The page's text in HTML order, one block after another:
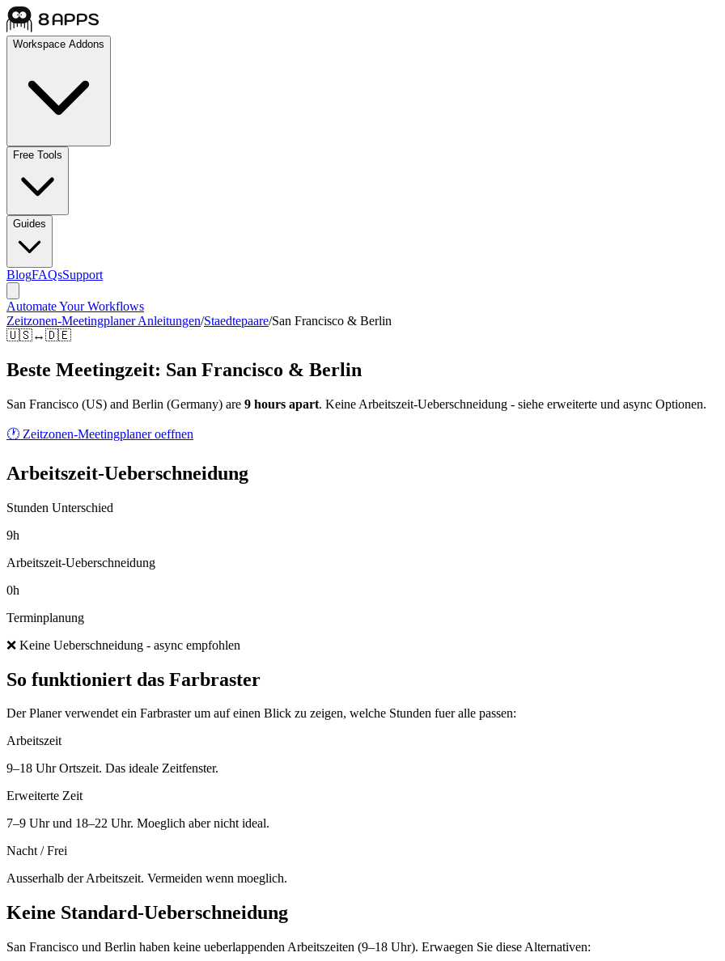
Workspace Addons
Free Tools
Guides
BlogFAQsSupport
Automate Your Workflows
Zeitzonen-Meetingplaner Anleitungen/Staedtepaare/San Francisco & Berlin
🇺🇸↔🇩🇪
Beste Meetingzeit: San Francisco & Berlin
San Francisco (US) and Berlin (Germany) are 9 hours apart. Keine Arbeitszeit-Ueberschneidung - siehe erweiterte und async Optionen.
🕐 Zeitzonen-Meetingplaner oeffnen
Arbeitszeit-Ueberschneidung
Stunden Unterschied
9h
Arbeitszeit-Ueberschneidung
0h
Terminplanung
❌ Keine Ueberschneidung - async empfohlen
So funktioniert das Farbraster
Der Planer verwendet ein Farbraster um auf einen Blick zu zeigen, welche Stunden fuer alle passen:
Arbeitszeit
9–18 Uhr Ortszeit. Das ideale Zeitfenster.
Erweiterte Zeit
7–9 Uhr und 18–22 Uhr. Moeglich aber nicht ideal.
Nacht / Frei
Ausserhalb der Arbeitszeit. Vermeiden wenn moeglich.
Keine Standard-Ueberschneidung
San Francisco und Berlin haben keine ueberlappenden Arbeitszeiten (9–18 Uhr). Erwaegen Sie diese Alternativen: